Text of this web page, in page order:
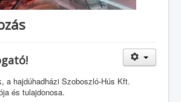
a hajdúhadházi Szoboszló-Hús Kft.
és tulajdonosa.